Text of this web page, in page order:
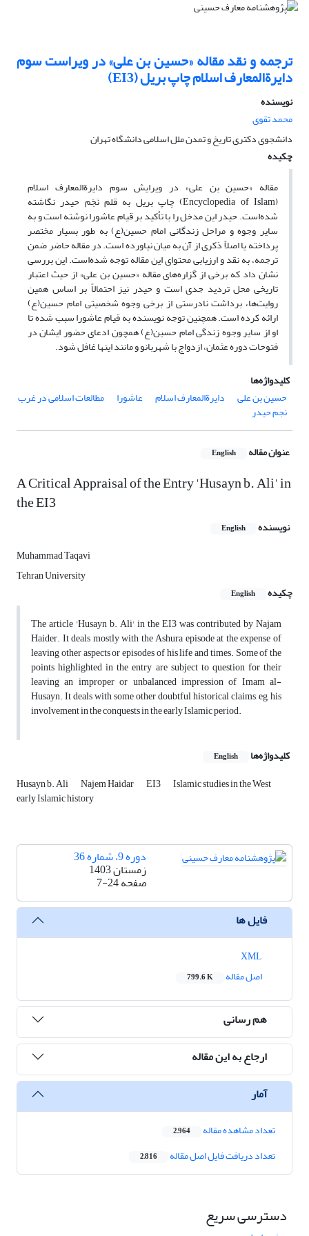
ترجمه و نقد مقاله «حسین ‌بن علی» در ویراست سوم
دایرةالمعارف اسلام چاپ بریل (EI3)
نویسنده
محمد تقوی
دانشجوی دکتری تاریخ و تمدن ملل اسلامی دانشگاه تهران
چکیده
مقاله «حسین ‌بن علی» در ویرایش سوم دایرةالمعارف اسلام
(Encyclopedia of Islam) چاپ بریل به قلم نَجَم حیدر نگاشته
شده‌است. حیدر این مدخل را با تأکید بر قیام عاشورا نوشته است و به
سایر وجوه و مراحل زندگانی امام حسین(ع) به طور بسیار مختصر
پرداخته یا اصلاً ذکری از آن به میان نیاورده است. در مقاله حاضر ضمن
ترجمه، به نقد و ارزیابی محتوای این مقاله توجه شده‌است. این بررسی
نشان داد که برخی از گزاره‌های مقاله «حسین ‌بن علی» از حیث اعتبار
تاریخی محل تردید جدی است و حیدر نیز احتمالاً بر اساس همین
روایت‌ها، برداشت نادرستی از برخی وجوه شخصیتی امام حسین(ع)
ارائه کرده است. همچنین توجه نویسنده به قیام عاشورا سبب شده تا
او از سایر وجوه زندگی امام حسین(ع) همچون ادعای حضور ایشان در
فتوحات دوره عثمان، ازدواج با شهربانو و مانند اینها غافل شود.
کلیدواژه‌ها
حسین ‌بن علی
دایرة‌المعارف اسلام عاشورا مطالعات اسلامی در غرب
نجم حیدر
عنوان مقاله English
A Critical Appraisal of the Entry 'Husayn b. Ali' in
the EI3
نویسنده English
Muhammad Taqavi
Tehran University
چکیده
English
The article 'Husayn b. Ali' in the EI3 was contributed by Najam
Haider.‌ It deals mostly with the Ashura episode at the expense of
leaving other aspects or episodes of his life and times. Some of the
points highlighted in the entry are subject to question for their
leaving an improper or unbalanced impression of Imam al-
Husayn. It deals with some other doubtful historical claims, eg, his
involvement in the conquests in the early Islamic period.
کلیدواژه‌ها English
Husayn b. Ali Najem Haidar EI3 Islamic studies in the West
early Islamic history
دوره 9، شماره 36
زمستان 1403
صفحه7-24
فایل ها
اصل مقاله
799.6 K
هم رسانی
ارجاع به این مقاله
آمار
تعداد مشاهده مقاله 2,964
تعداد دریافت فایل اصل مقاله 2,816
دسترسی سریع